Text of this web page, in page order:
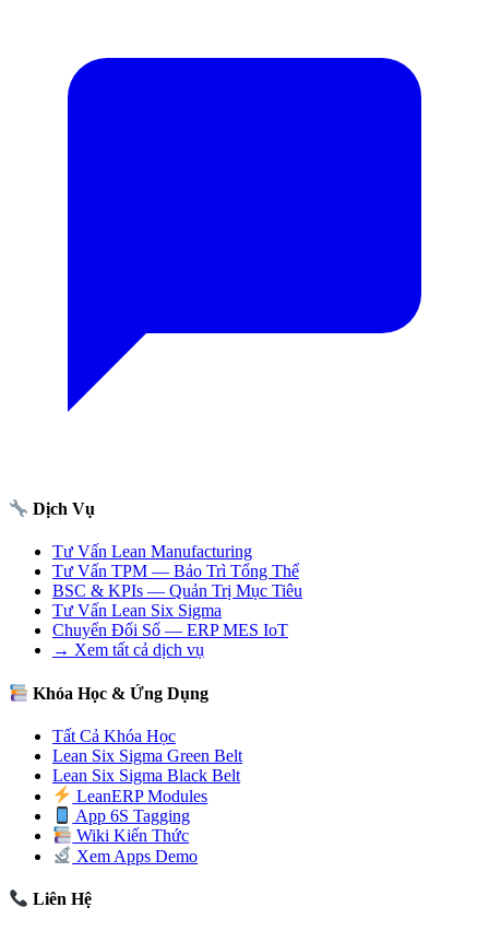
Dịch Vụ
Tư Vấn Lean Manufacturing
Tư Vấn TPM — Bảo Trì Tổng Thể
BSC & KPIs — Quản Trị Mục Tiêu
Tư Vấn Lean Six Sigma
Chuyển Đổi Số — ERP MES IoT
→ Xem tất cả dịch vụ
Khóa Học & Ứng Dụng
Tất Cả Khóa Học
Lean Six Sigma Green Belt
Lean Six Sigma Black Belt
LeanERP Modules
App 6S Tagging
Wiki Kiến Thức
Xem Apps Demo
Liên Hệ